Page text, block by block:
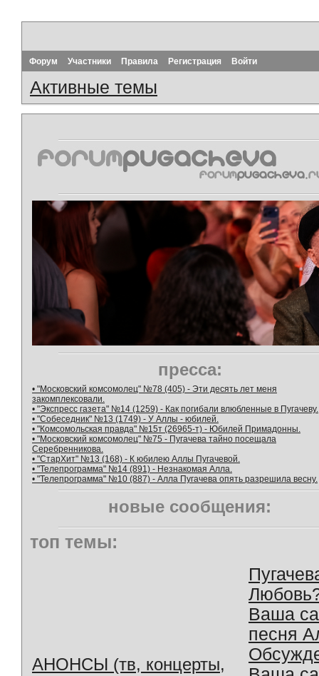
Форум Участники Правила Регистрация Войти
Активные темы
пресса:
• "Московский комсомолец" №78 (405) - Эти десять лет меня
закомплексовали.
• "Экспресс газета" №14 (1259) - Как погибали влюбленные в Пугачеву.
• "Собеседник" №13 (1749) - У Аллы - юбилей.
• "Комсомольская правда" №15т (26965-т) - Юбилей Примадонны.
• "Московский комсомолец" №75 - Пугачева тайно посещала
Серебренникова.
• "СтарХит" №13 (168) - К юбилею Аллы Пугачевой.
• "Телепрограмма" №14 (891) - Незнакомая Алла.
• "Телепрограмма" №10 (887) - Алла Пугачева опять разрешила весну.
новые сообщения:
топ темы:
АНОНСЫ (тв, концерты,
Ваша
песня